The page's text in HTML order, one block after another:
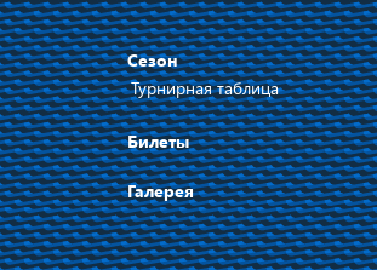
Сезон
Турнирная таблица
Билеты
Галерея